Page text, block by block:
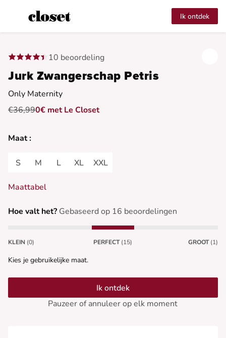
Ik ontdek
10 beoordeling
Jurk Zwangerschap Petris
Only Maternity
€36,990€ met Le Closet
Maat :
S M L XL XXL
Maattabel
Hoe valt het? Gebaseerd op 16 beoordelingen
KLEIN (0) PERFECT (15) GROOT (1)
Kies je gebruikelijke maat.
Ik ontdek
Pauzeer of annuleer op elk moment